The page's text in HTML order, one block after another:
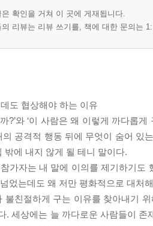
은 확인을 거쳐 이 곳에 게재됩니다.
의 리뷰는 리뷰 쓰기를, 책에 대한 문의는
도 협상해야 하는 이유
?’와 ‘이 사람은 왜 이렇게 까다롭
의 공격적 행동 뒤에 무엇이 숨어 있
밖에 내지 않게 될 테니 말이다.
가자는 내 말에 이의를 제기하기도
었는데도 왜 저만 평화적으로 대처
불친절하게 구는 이유를 찾아내기
. 세상에는 늘 까다로운 사람들이